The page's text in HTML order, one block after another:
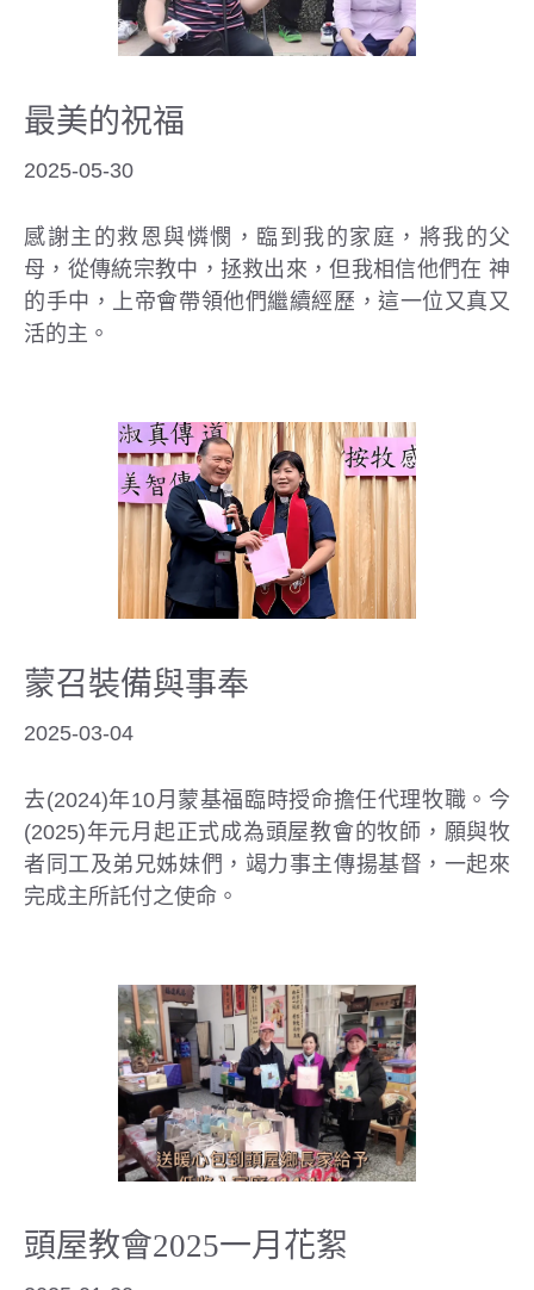
最美的祝福
2025-05-30
感謝主的救恩與憐憫，臨到我的家庭，將我的父
母，從傳統宗教中，拯救出來，但我相信他們在 神
的手中，上帝會帶領他們繼續經歷，這一位又真又
活的主。
蒙召裝備與事奉
2025-03-04
去(2024)年10月蒙基福臨時授命擔任代理牧職。今
(2025)年元月起正式成為頭屋教會的牧師，願與牧
者同工及弟兄姊妹們，竭力事主傳揚基督，一起來
完成主所託付之使命。
頭屋教會2025一月花絮